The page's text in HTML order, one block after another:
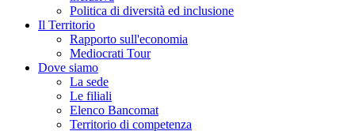
Politica di diversità ed inclusione
Il Territorio
Rapporto sull'economia
Mediocrati Tour
Dove siamo
La sede
Le filiali
Elenco Bancomat
Territorio di competenza